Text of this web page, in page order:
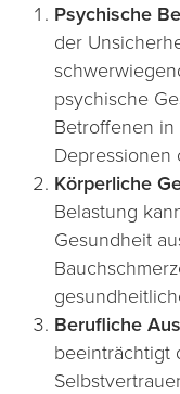
Psychische
der
psychische
Betroffenen in
Depressionen
Körperliche
Belastung
Gesundheit
Berufliche
beeinträchtigt